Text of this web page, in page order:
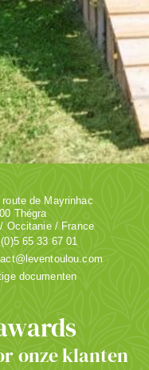
route de Mayrinhac
Thégra
Occitanie / France
65 33 67 01
documenten
onze klanten